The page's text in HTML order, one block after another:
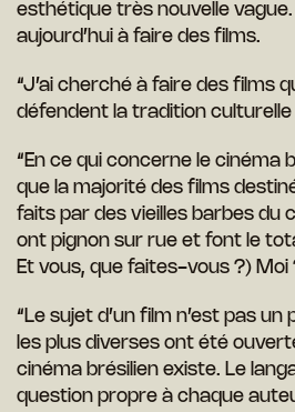
esthétique très nouvelle
aujourd’hui à faire des films.
“J’ai cherché à faire des films
défendent la tradition culturelle
“En ce qui concerne le cinéma
que la majorité des films
faits par des vieilles barbes du
ont pignon sur rue et font le
Et vous, que faites-vous ?) Moi
“Le sujet d’un film n’est pas un
les plus diverses ont été
cinéma brésilien existe. Le
question propre à chaque